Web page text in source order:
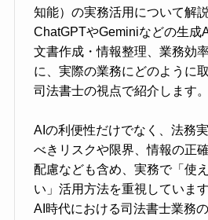
知能）の実務活用について解
ChatGPTやGeminiなどの生成
文書作成・情報整理、業務効
に、実際の業務にどのように
司法書士の視点で紹介します。
AIの利便性だけでなく、法務
べきリスクや限界、情報の正
配慮なども含め、実務で「使
い」活用方法を重視しています
AI時代における司法書士業務